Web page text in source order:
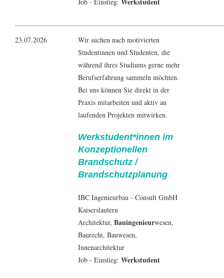
23.07.2026
Wir suchen nach motivierten
Studentinnen und Studenten, die
während ihres Studiums gerne mehr
Berufserfahrung sammeln möchten.
Bei uns können Sie direkt in der
Praxis mitarbeiten und aktiv an
laufenden Projekten mitwirken.
Werkstudent*innen im
Konzeptionellen
Brandschutz /
Brandschutzplanung
IBC Ingenieurbau - Consult GmbH
Kaiserslautern
Architektur, Bauingenieurwesen,
Baurecht, Bauwesen,
Innenarchitektur
Job - Einstieg: Werkstudent